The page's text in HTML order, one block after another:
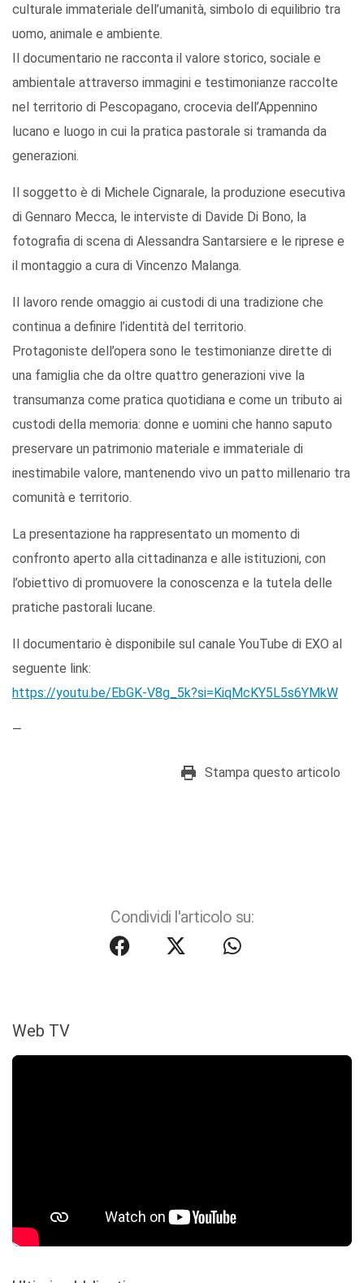
culturale immateriale dell’umanità, simbolo di equilibrio tra
uomo, animale e ambiente.
Il documentario ne racconta il valore storico, sociale e
ambientale attraverso immagini e testimonianze raccolte
nel territorio di Pescopagano, crocevia dell’Appennino
lucano e luogo in cui la pratica pastorale si tramanda da
generazioni.
Il soggetto è di Michele Cignarale, la produzione esecutiva
di Gennaro Mecca, le interviste di Davide Di Bono, la
fotografia di scena di Alessandra Santarsiere e le riprese e
il montaggio a cura di Vincenzo Malanga.
Il lavoro rende omaggio ai custodi di una tradizione che
continua a definire l’identità del territorio.
Protagoniste dell’opera sono le testimonianze dirette di
una famiglia che da oltre quattro generazioni vive la
transumanza come pratica quotidiana e come un tributo ai
custodi della memoria: donne e uomini che hanno saputo
preservare un patrimonio materiale e immateriale di
inestimabile valore, mantenendo vivo un patto millenario tra
comunità e territorio.
La presentazione ha rappresentato un momento di
confronto aperto alla cittadinanza e alle istituzioni, con
l’obiettivo di promuovere la conoscenza e la tutela delle
pratiche pastorali lucane.
Il documentario è disponibile sul canale YouTube di EXO al
seguente link:
https://youtu.be/EbGK-V8g_5k?si=KiqMcKY5L5s6YMkW
—
Stampa questo articolo
Condividi l'articolo su:
Web TV